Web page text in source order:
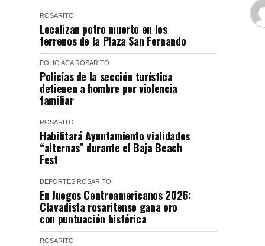
ROSARITO
Localizan potro muerto en los
terrenos de la Plaza San Fernando
POLICIACA ROSARITO
Policías de la sección turística
detienen a hombre por violencia
familiar
ROSARITO
Habilitará Ayuntamiento vialidades
“alternas” durante el Baja Beach
Fest
DEPORTES ROSARITO
En Juegos Centroamericanos 2026:
Clavadista rosaritense gana oro
con puntuación histórica
ROSARITO